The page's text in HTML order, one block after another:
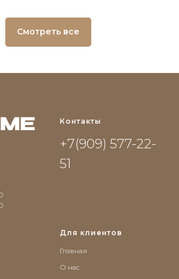
Смотреть все
Контакты
+7(909) 577-22-
51
Для клиентов
Главная
О нас